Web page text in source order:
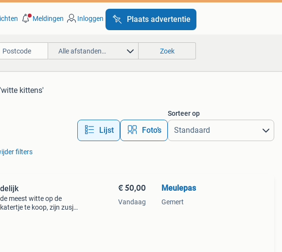
Meldingen Inloggen Plaats advertentie
Alle afstanden… Zoek
kittens'
Lijst Foto’s
Sorteer op
filters
meest witte op de
te koop, zijn zusjes
€ 50,00
Vandaag
Meulepas
Gemert